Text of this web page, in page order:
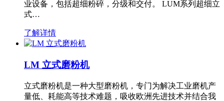
业设备，包括超细粉碎，分级和交付。 LUM系列超细立
式…
了解详情
LM 立式磨粉机
立式磨粉机是一种大型磨粉机，专门为解决工业磨机产
量低、耗能高等技术难题，吸收欧洲先进技术并结合我